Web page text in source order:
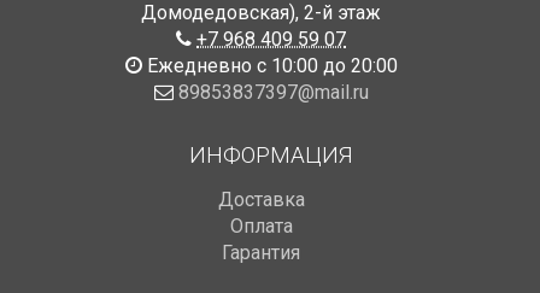
Домодедовская), 2-й этаж
+7 968 409 59 07
Ежедневно с 10:00 до 20:00
89853837397@mail.ru
ИНФОРМАЦИЯ
Доставка
Оплата
Гарантия